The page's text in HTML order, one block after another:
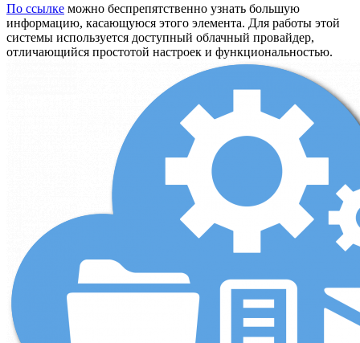
По ссылке можно беспрепятственно узнать большую
информацию, касающуюся этого элемента. Для работы этой
системы используется доступный облачный провайдер,
отличающийся простотой настроек и функциональностью.